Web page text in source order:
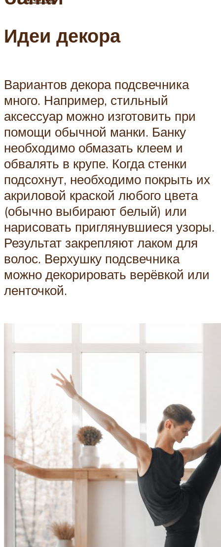
Идеи декора
Вариантов декора подсвечника
много. Например, стильный
аксессуар можно изготовить при
помощи обычной манки. Банку
необходимо обмазать клеем и
обвалять в крупе. Когда стенки
подсохнут, необходимо покрыть их
акриловой краской любого цвета
(обычно выбирают белый) или
нарисовать приглянувшиеся узоры.
Результат закрепляют лаком для
волос. Верхушку подсвечника
можно декорировать верёвкой или
ленточкой.